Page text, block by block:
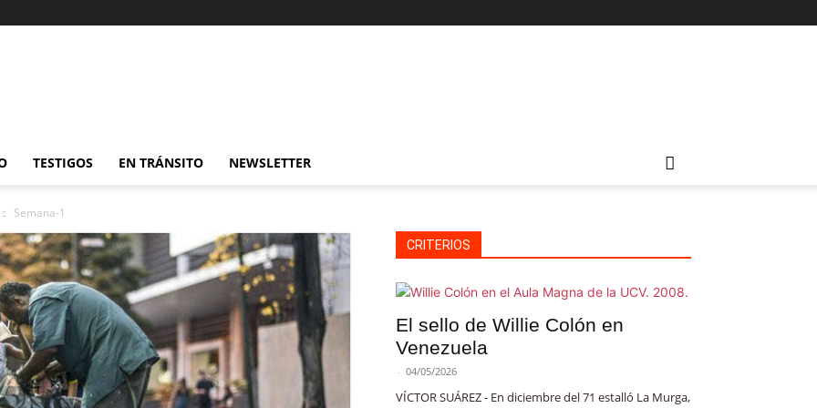
TESTIGOS EN TRÁNSITO NEWSLETTER
Semana-1
CRITERIOS
El sello de Willie Colón en
Venezuela
- 04/05/2026
VÍCTOR SUÁREZ - En diciembre del 71 estalló La Murga,